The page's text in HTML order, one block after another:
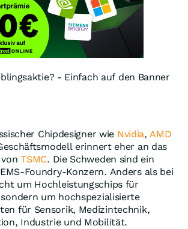
- Einfach auf den Banner
Chipdesigner wie Nvidia,AMD
erinnert eher an das
vonTSMC. Die Schweden sind ein
Foundry-Konzern. Anders als bei
um Hochleistungschips für
um hochspezialisierte
für Sensorik, Medizintechnik,
Industrie und Mobilität.